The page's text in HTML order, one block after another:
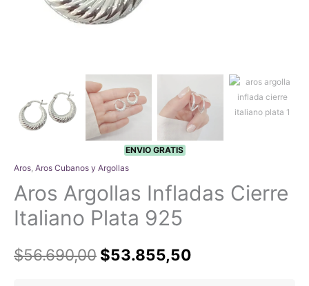
ENVIO GRATIS
Aros, Aros Cubanos y Argollas
Aros Argollas Infladas Cierre
Italiano Plata 925
$56.690,00 El
$53.855,50El